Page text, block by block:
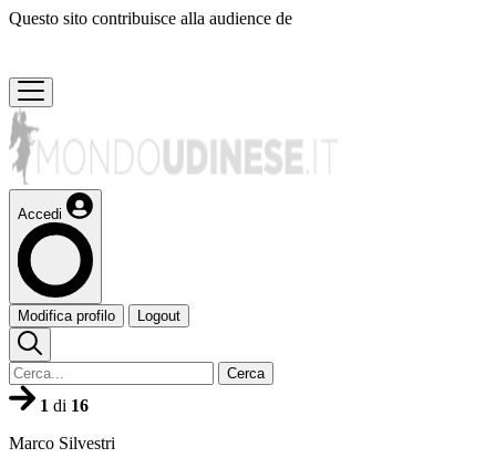
Questo sito contribuisce alla audience de
Accedi
Modifica profilo Logout
Cerca
1 di 16
Marco Silvestri